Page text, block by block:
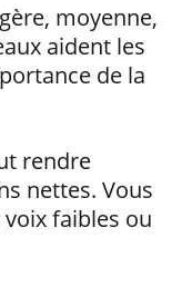
moyenne,
aident les
de la
rendre
nettes. Vous
faibles ou